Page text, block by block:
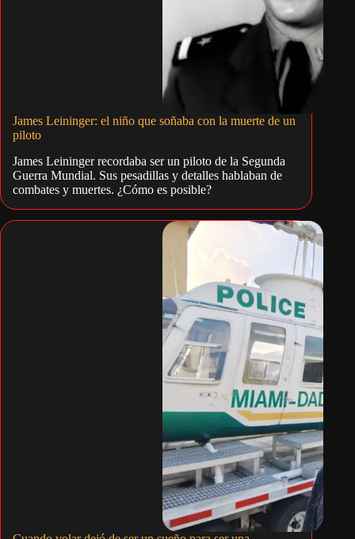
James Leininger: el niño que soñaba con la muerte de un
piloto
James Leininger recordaba ser un piloto de la Segunda
Guerra Mundial. Sus pesadillas y detalles hablaban de
combates y muertes. ¿Cómo es posible?